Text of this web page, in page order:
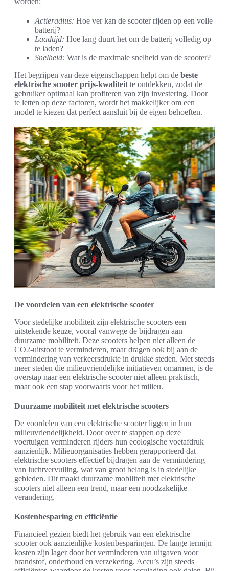
Actieradius: Hoe ver kan de scooter rijden op een volle
batterij?
Laadtijd: Hoe lang duurt het om de batterij volledig op
te laden?
Snelheid: Wat is de maximale snelheid van de scooter?
Het begrijpen van deze eigenschappen helpt om de beste
elektrische scooter prijs-kwaliteit te ontdekken, zodat de
gebruiker optimaal kan profiteren van zijn investering. Door
te letten op deze factoren, wordt het makkelijker om een
model te kiezen dat perfect aansluit bij de eigen behoeften.
De voordelen van een elektrische scooter
Voor stedelijke mobiliteit zijn elektrische scooters een
uitstekende keuze, vooral vanwege de bijdragen aan
duurzame mobiliteit. Deze scooters helpen niet alleen de
CO2-uitstoot te verminderen, maar dragen ook bij aan de
vermindering van verkeersdrukte in drukke steden. Met steeds
meer steden die milieuvriendelijke initiatieven omarmen, is de
overstap naar een elektrische scooter niet alleen praktisch,
maar ook een stap voorwaarts voor het milieu.
Duurzame mobiliteit met elektrische scooters
De voordelen van een elektrische scooter liggen in hun
milieuvriendelijkheid. Door over te stappen op deze
voertuigen verminderen rijders hun ecologische voetafdruk
aanzienlijk. Milieuorganisaties hebben gerapporteerd dat
elektrische scooters effectief bijdragen aan de vermindering
van luchtvervuiling, wat van groot belang is in stedelijke
gebieden. Dit maakt duurzame mobiliteit met elektrische
scooters niet alleen een trend, maar een noodzakelijke
verandering.
Kostenbesparing en efficiëntie
Financieel gezien biedt het gebruik van een elektrische
scooter ook aanzienlijke kostenbesparingen. De lange termijn
kosten zijn lager door het verminderen van uitgaven voor
brandstof, onderhoud en verzekering. Accu’s zijn steeds